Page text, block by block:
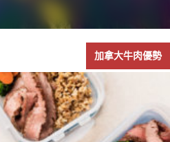
加拿大牛肉優勢